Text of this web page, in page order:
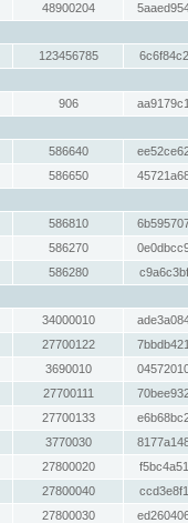
48900204
123456785
906
586640
586650
586810
586270
586280
34000010
27700122
3690010
27700111
27700133
3770030
27800020
27800040
27800030